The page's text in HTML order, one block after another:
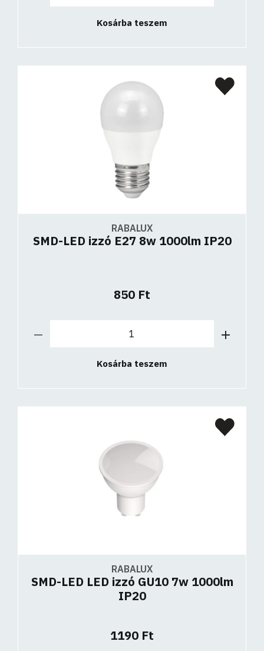
Kosárba teszem
RABALUX
SMD-LED izzó E27 8w 1000lm IP20
850 Ft
Kosárba teszem
RABALUX
SMD-LED LED izzó GU10 7w 1000lm
IP20
1190 Ft